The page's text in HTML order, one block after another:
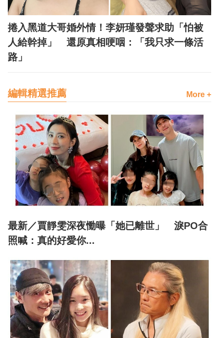
捲入黑道大哥婚外情！李妍瑾發聲求助「怕被
人給幹掉」 還原真相哽咽：「我只求一條活
路」
編輯精選推薦 More +
最新／賈靜雯深夜慟曝「她已離世」 淚PO合
照喊：真的好愛你...